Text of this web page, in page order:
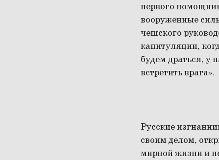
первого
вооруженные
чешского
капитуляции,
будем драться, у
встретить врага».
Русские
своим делом,
мирной жизни и